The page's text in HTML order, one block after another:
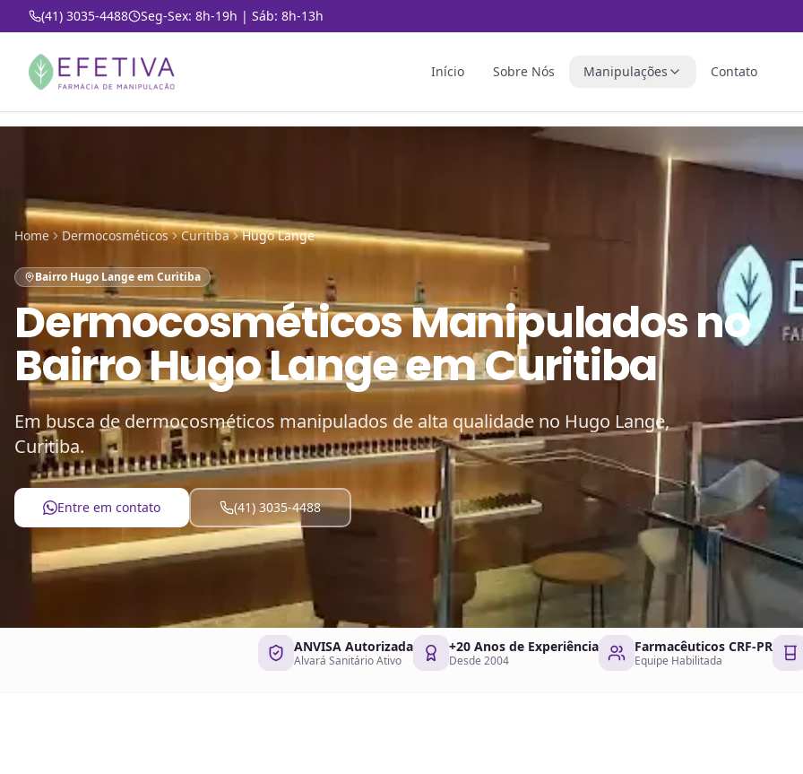
(41) 3035-4488 Seg-Sex: 8h-19h | Sáb: 8h-13h
Início Sobre Nós Manipulações Contato
Home Dermocosméticos Curitiba Hugo Lange
Bairro Hugo Lange em Curitiba
Dermocosméticos Manipuladosno
Bairro Hugo Lange em Curitiba
Em busca de dermocosméticos manipulados de alta qualidade no Hugo Lange,
Curitiba.
Entre em contato (41) 3035-4488
ANVISA Autorizada
Alvará Sanitário Ativo
+20 Anos de Experiência
Desde 2004
Farmacêuticos CRF-PR
Equipe Habilitada